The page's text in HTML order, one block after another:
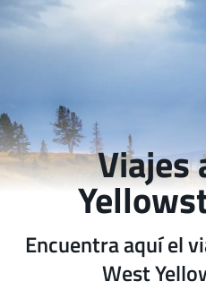
Viajes
Encuentra aquí el
West